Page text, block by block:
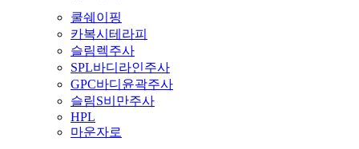
쿨쉐이핑
카복시테라피
슬림렉주사
SPL바디라인주사
GPC바디윤곽주사
슬림S비만주사
HPL
마운자로